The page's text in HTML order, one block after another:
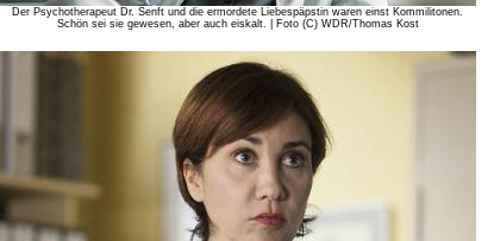
Der Psychotherapeut Dr. Senft und die ermordete Liebespäpstin waren einst Kommilitonen.
Schön sei sie gewesen, aber auch eiskalt. | Foto (C) WDR/Thomas Kost